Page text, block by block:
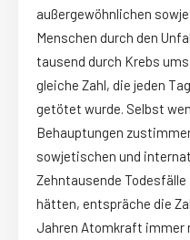
außergewöhnlichen
Menschen durch den
tausend durch Krebs
gleiche Zahl, die jeden
getötet wurde. Selbst
Behauptungen
sowjetischen und
Zehntausende
hätten, entspräche die
Jahren Atomkraft immer